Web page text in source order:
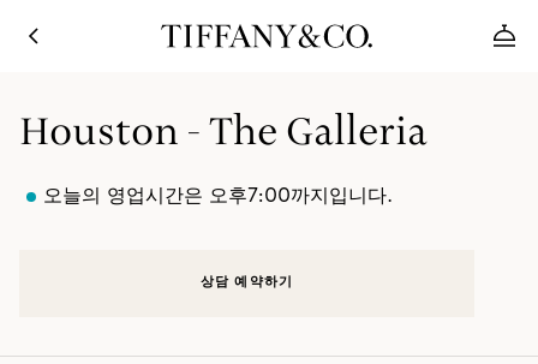
Houston - The Galleria
오늘의 영업시간은 오후7:00까지입니다.
상담 예약하기